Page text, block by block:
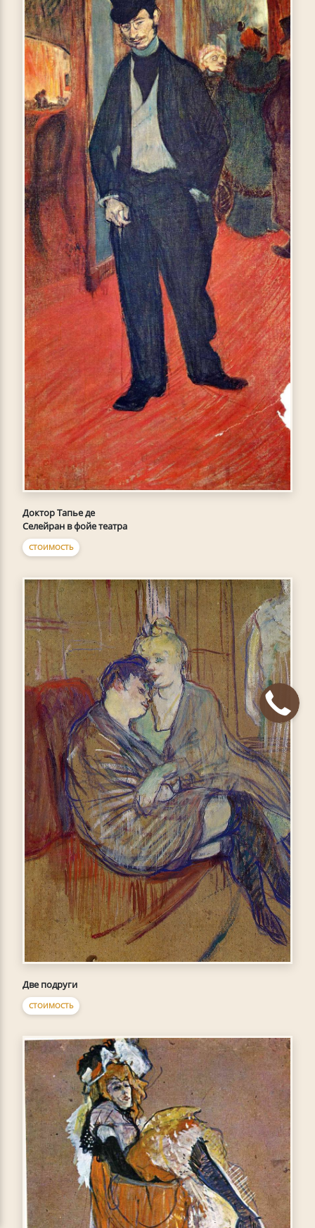
Доктор Тапье де
Селейран в фойе театра
СТОИМОСТЬ
Две подруги
СТОИМОСТЬ